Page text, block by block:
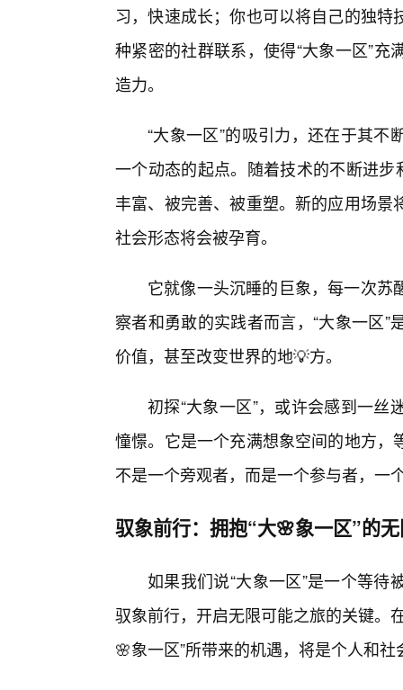
习，快速成长；你也可以将自己的独
种紧密的社群联系，使得“大象一区”
造力。
“大象一区”的吸引力，还在于其
一个动态的起点。随着技术的不断进
丰富、被完善、被重塑。新的应用场
社会形态将会被孕育。
它就像一头沉睡的巨象，每一次
察者和勇敢的实践者而言，“大象一区
价值，甚至改变世界的地💡方。
初探“大象一区”，或许会感到一
憧憬。它是一个充满想象空间的地方
不是一个旁观者，而是一个参与者，一
驭象前行：拥抱“大🌸象一区”的
如果我们说“大象一区”是一个等
驭象前行，开启无限可能之旅的关键。
🌸象一区”所带来的机遇，将是个人和